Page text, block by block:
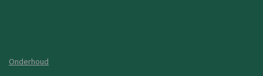
Onderhoud